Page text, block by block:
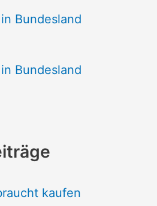
Bundesland
Bundesland
kaufen